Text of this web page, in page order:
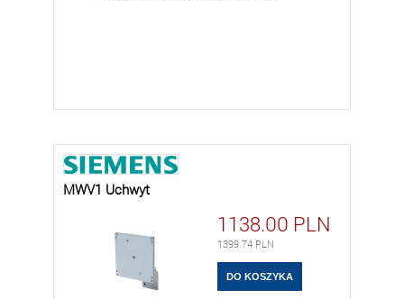
MWV1 Uchwyt
1138.00 PLN
1399.74 PLN